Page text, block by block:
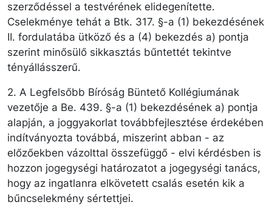
szerződéssel a testvérének elidegenítette.
Cselekménye tehát a Btk. 317. §-a (1) bekezdésének
II. fordulatába ütköző és a (4) bekezdés a) pontja
szerint minősülő sikkasztás bűntettét tekintve
tényállásszerű.
2. A Legfelsőbb Bíróság Büntető Kollégiumának
vezetője a Be. 439. §-a (1) bekezdésének a) pontja
alapján, a joggyakorlat továbbfejlesztése érdekében
indítványozta továbbá, miszerint abban - az
előzőekben vázolttal összefüggő - elvi kérdésben is
hozzon jogegységi határozatot a jogegységi tanács,
hogy az ingatlanra elkövetett csalás esetén kik a
bűncselekmény sértettjei.